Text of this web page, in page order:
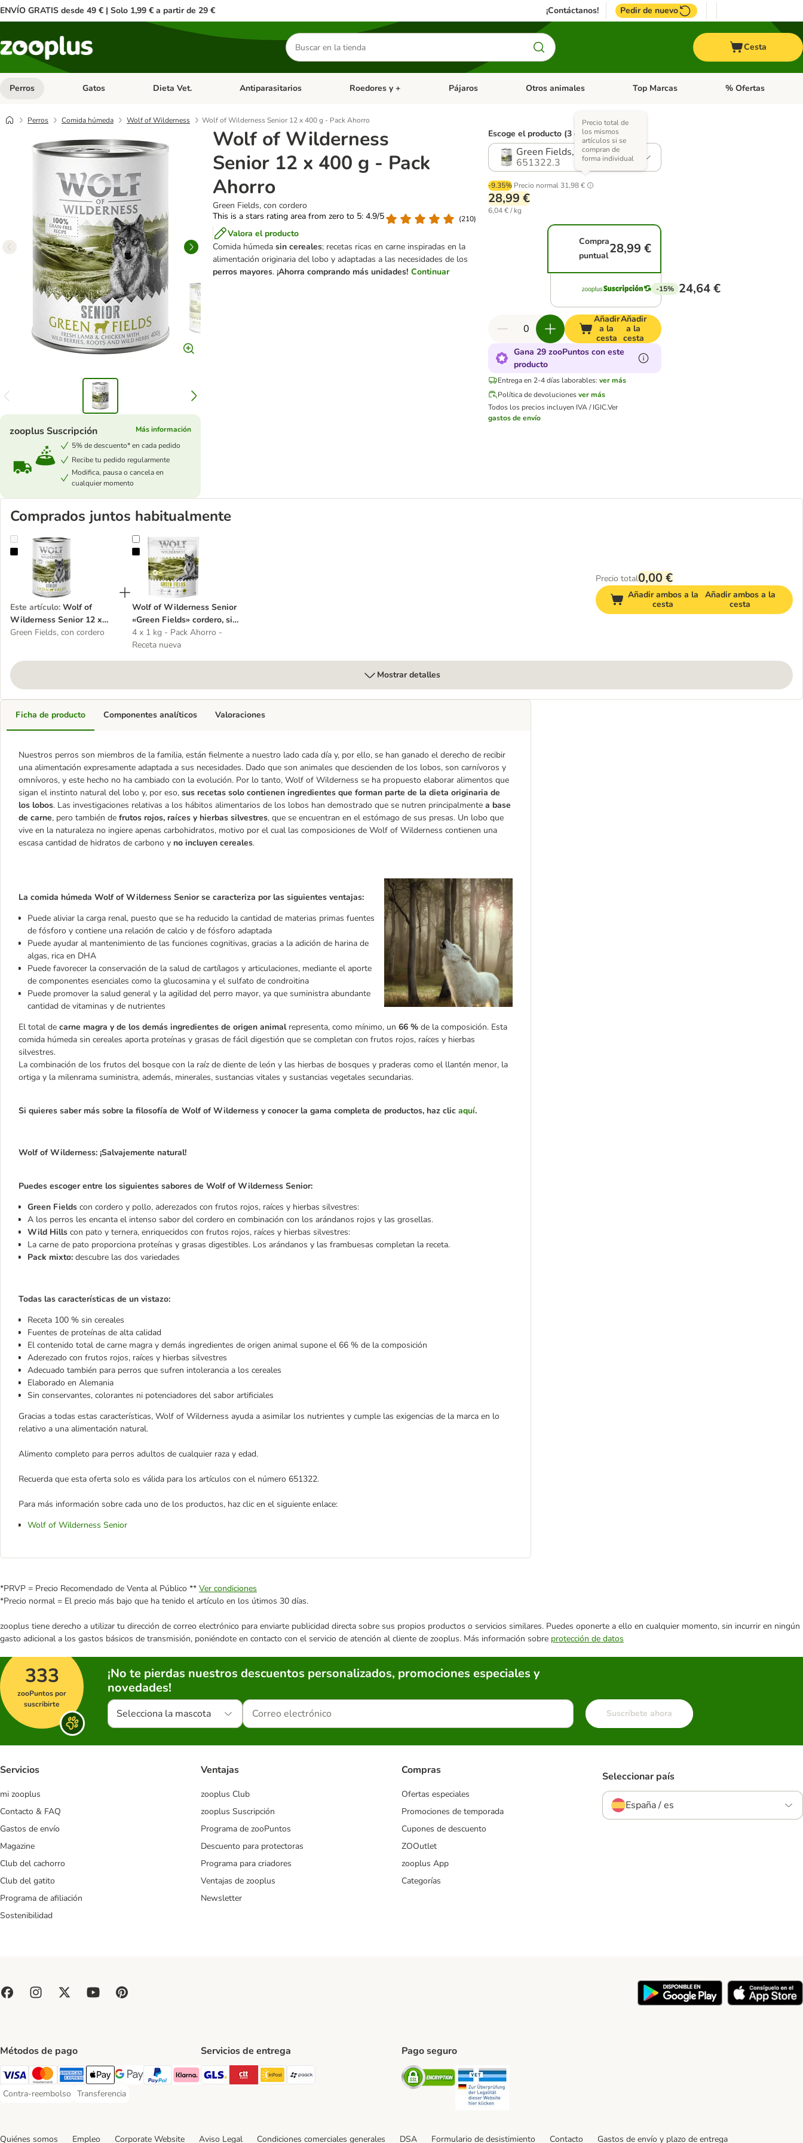
ENVÍO GRATIS desde 49 € | Solo 1,99 € a partir de 29 € ¡Contáctanos! Pedir de nuevo
Buscar
productos
Cesta
Perros Menú de categoria abierto: Perros
Gatos Menú de categoria abierto: Gatos
Dieta Vet. Menú de categoria abierto: Dieta Vet.
Antiparasitarios Menú de categoria abierto: Antiparasitarios
Roedores y + Menú de categoria abierto: Roedores y +
Pájaros Menú de categoria abierto: Pájaros
Otros animales Menú de categoria abierto: Otros animales
Top Marcas Menú de categoria
% Ofertas
Perros Comida húmeda Wolf of Wilderness Wolf of Wilderness Senior 12 x 400 g - Pack Ahorro
Wolf of Wilderness
Senior 12 x 400 g - Pack
Ahorro
Green Fields, con cordero
This is a stars rating area from zero to 5: 4.9/5
(210)
Valora el producto
Comida húmeda sin cereales; recetas ricas en carne inspiradas en la
alimentación originaria del lobo y adaptadas a las necesidades de los
perros mayores. ¡Ahorra comprando más unidades! Continuar
zooplus Suscripción
Más información
5% de descuento* en cada pedido
Recibe tu pedido regularmente
Modifica, pausa o cancela en
cualquier momento
Escoge el producto (3 opciones)
Green Fields, con cordero
651322.3
-9.35% Precio normal 31,98 €
Precio total de
los mismos
artículos si se
compran de
forma individual
28,99 €
6,04 € / kg
Compra
puntual28,99 €
-15% 24,64 €
Añadir
a la
cesta
Añadir
a la
cesta
Gana 29 zooPuntos con este
producto
Entrega en 2-4 días laborables: ver más
Política de devoluciones ver más
Todos los precios incluyen IVA / IGIC.Ver
gastos de envío
Comprados juntos habitualmente
Wolf of Wilderness Senior 12 x 400 g - Pack Ahorro
Este artículo: Wolf of
Wilderness Senior 12 x
400 g - Pack Ahorro
Green Fields, con cordero
Wolf of Wilderness Senior «Green Fields» cordero, sin cereales
Wolf of Wilderness Senior
«Green Fields» cordero, sin
cereales
4 x 1 kg - Pack Ahorro -
Receta nueva
Precio total0,00 €
Añadir ambos a la
cesta
Añadir ambos a la
cesta
Mostrar detalles
Ficha de producto
Nuestros perros son miembros de la familia, están fielmente a nuestro lado cada día y, por ello, se han ganado el derecho de recibir
una alimentación expresamente adaptada a sus necesidades. Dado que son animales que descienden de los lobos, son carnívoros y
omnívoros, y este hecho no ha cambiado con la evolución. Por lo tanto, Wolf of Wilderness se ha propuesto elaborar alimentos que
sigan el instinto natural del lobo y, por eso, sus recetas solo contienen ingredientes que forman parte de la dieta originaria de
los lobos. Las investigaciones relativas a los hábitos alimentarios de los lobos han demostrado que se nutren principalmente a base
de carne, pero también de frutos rojos, raíces y hierbas silvestres, que se encuentran en el estómago de sus presas. Un lobo que
vive en la naturaleza no ingiere apenas carbohidratos, motivo por el cual las composiciones de Wolf of Wilderness contienen una
escasa cantidad de hidratos de carbono y no incluyen cereales.
La comida húmeda Wolf of Wilderness Senior se caracteriza por las siguientes ventajas:
Puede aliviar la carga renal, puesto que se ha reducido la cantidad de materias primas fuentes
de fósforo y contiene una relación de calcio y de fósforo adaptada
Puede ayudar al mantenimiento de las funciones cognitivas, gracias a la adición de harina de
algas, rica en DHA
Puede favorecer la conservación de la salud de cartílagos y articulaciones, mediante el aporte
de componentes esenciales como la glucosamina y el sulfato de condroitina
Puede promover la salud general y la agilidad del perro mayor, ya que suministra abundante
cantidad de vitaminas y de nutrientes
El total de carne magra y de los demás ingredientes de origen animalrepresenta, como mínimo, un 66 % de la composición. Esta
comida húmeda sin cereales aporta proteínas y grasas de fácil digestión que se completan con frutos rojos, raíces y hierbas
silvestres.
La combinación de los frutos del bosque con la raíz de diente de león y las hierbas de bosques y praderas como el llantén menor, la
ortiga y la milenrama suministra, además, minerales, sustancias vitales y sustancias vegetales secundarias.
Si quieres saber más sobre la filosofía de Wolf of Wilderness y conocer la gama completa de productos, haz clic aquí.
Wolf of Wilderness: ¡Salvajemente natural!
Puedes escoger entre los siguientes sabores de Wolf of Wilderness Senior:
Green Fields con cordero y pollo, aderezados con frutos rojos, raíces y hierbas silvestres:
A los perros les encanta el intenso sabor del cordero en combinación con los arándanos rojos y las grosellas.
Wild Hills con pato y ternera, enriquecidos con frutos rojos, raíces y hierbas silvestres:
La carne de pato proporciona proteínas y grasas digestibles. Los arándanos y las frambuesas completan la receta.
Pack mixto: descubre las dos variedades
Todas las características de un vistazo:
Receta 100 % sin cereales
Fuentes de proteínas de alta calidad
El contenido total de carne magra y demás ingredientes de origen animal supone el 66 % de la composición
Aderezado con frutos rojos, raíces y hierbas silvestres
Adecuado también para perros que sufren intolerancia a los cereales
Elaborado en Alemania
Sin conservantes, colorantes ni potenciadores del sabor artificiales
Gracias a todas estas características, Wolf of Wilderness ayuda a asimilar los nutrientes y cumple las exigencias de la marca en lo
relativo a una alimentación natural.
Alimento completo para perros adultos de cualquier raza y edad.
Recuerda que esta oferta solo es válida para los artículos con el número 651322.
Para más información sobre cada uno de los productos, haz clic en el siguiente enlace:
Wolf of Wilderness Senior
Componentes analíticos Valoraciones
*PRVP = Precio Recomendado de Venta al Público ** Ver condiciones
*Precio normal = El precio más bajo que ha tenido el artículo en los útimos 30 días.
zooplus tiene derecho a utilizar tu dirección de correo electrónico para enviarte publicidad directa sobre sus propios productos o servicios similares. Puedes oponerte a ello en cualquier momento, sin incurrir en ningún
gasto adicional a los gastos básicos de transmisión, poniéndote en contacto con el servicio de atención al cliente de zooplus. Más información sobre protección de datos
333
zooPuntos por
suscribirte
¡No te pierdas nuestros descuentos personalizados, promociones especiales y
novedades!
Selecciona la mascota Suscríbete ahora
Servicios
mi zooplus
Contacto & FAQ
Gastos de envío
Magazine
Club del cachorro
Club del gatito
Programa de afiliación
Sostenibilidad
Ventajas
zooplus Club
zooplus Suscripción
Programa de zooPuntos
Descuento para protectoras
Programa para criadores
Ventajas de zooplus
Newsletter
Compras
Ofertas especiales
Promociones de temporada
Cupones de descuento
ZOOutlet
zooplus App
Categorías
Seleccionar país
España / es
Métodos de pago
Visa Payment Method
Mastercard Payment Method
American Express Payment Method
Apple Pay Payment Method
Google Pay Payment Method
PayPal Payment Method
Klarna Payment Method
Contra-reembolso
Contra-reembolso Payment Method
Transferencia
Transferencia Payment Method
Servicios de entrega
GLS Shipping Method
CTTExpress Shipping Method
InPost Shipping Method
paack Shipping Method
Pago seguro
Security
Quiénes somos Empleo Corporate Website Aviso Legal Condiciones comerciales generales DSA Formulario de desistimiento Contacto Gastos de envío y plazo de entrega